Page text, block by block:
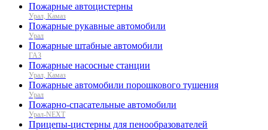
Пожарные автоцистерны
Урал, Камаз
Пожарные рукавные автомобили
Урал
Пожарные штабные автомобили
ГАЗ
Пожарные насосные станции
Урал, Камаз
Пожарные автомобили порошкового тушения
Урал
Пожарно-спасательные автомобили
Урал-NEXT
Прицепы-цистерны для пенообразователей